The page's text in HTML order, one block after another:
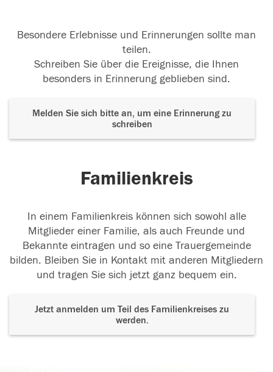
Besondere Erlebnisse und Erinnerungen sollte man
teilen.
Schreiben Sie über die Ereignisse, die Ihnen
besonders in Erinnerung geblieben sind.
Melden Sie sich bitte an, um eine Erinnerung zu
schreiben
Familienkreis
In einem Familienkreis können sich sowohl alle
Mitglieder einer Familie, als auch Freunde und
Bekannte eintragen und so eine Trauergemeinde
bilden. Bleiben Sie in Kontakt mit anderen Mitgliedern
und tragen Sie sich jetzt ganz bequem ein.
Jetzt anmelden um Teil des Familienkreises zu
werden.